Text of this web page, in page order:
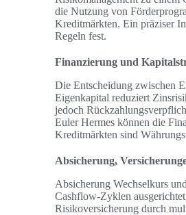
die Nutzung von
Kreditmärkten. Ein präziser
Regeln fest.
Finanzierung und
Die Entscheidung zwischen
Eigenkapital reduziert
jedoch
Euler Hermes können die
Kreditmärkten sind
Absicherung,
Absicherung Wechselkurs
Cashflow-Zyklen
Risikoversicherung durch